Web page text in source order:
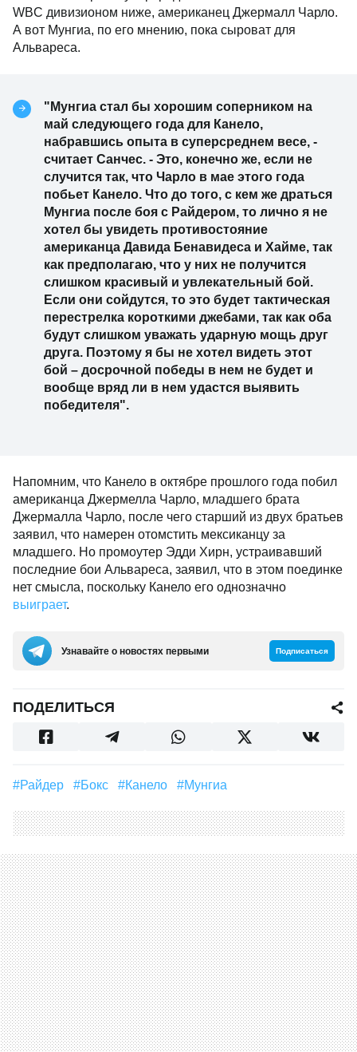
WBC дивизионом ниже, американец Джермалл Чарло.
А вот Мунгиа, по его мнению, пока сыроват для
Альвареса.
"Мунгиа стал бы хорошим соперником на
май следующего года для Канело,
набравшись опыта в суперсреднем весе, -
считает Санчес. - Это, конечно же, если не
случится так, что Чарло в мае этого года
побьет Канело. Что до того, с кем же драться
Мунгиа после боя с Райдером, то лично я не
хотел бы увидеть противостояние
американца Давида Бенавидеса и Хайме, так
как предполагаю, что у них не получится
слишком красивый и увлекательный бой.
Если они сойдутся, то это будет тактическая
перестрелка короткими джебами, так как оба
будут слишком уважать ударную мощь друг
друга. Поэтому я бы не хотел видеть этот
бой – досрочной победы в нем не будет и
вообще вряд ли в нем удастся выявить
победителя".
Напомним, что Канело в октябре прошлого года побил
американца Джермелла Чарло, младшего брата
Джермалла Чарло, после чего старший из двух братьев
заявил, что намерен отомстить мексиканцу за
младшего. Но промоутер Эдди Хирн, устраивавший
последние бои Альвареса, заявил, что в этом поединке
нет смысла, поскольку Канело его однозначно
выиграет.
Узнавайте о новостях первыми Подписаться
ПОДЕЛИТЬСЯ
#Райдер #Бокс #Канело #мунгиа